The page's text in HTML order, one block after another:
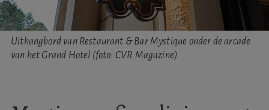
Uithangbord van Restaurant & Bar Mystique onder de arcade
van het Grand Hotel (foto: CVR Magazine)